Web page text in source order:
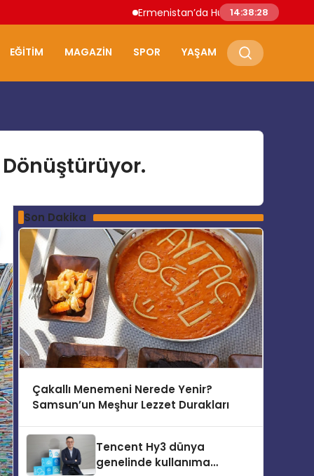
Ermenistan’da Hükümet İstifa Etti Nikol Paşinyan
14:38:30
EĞITIM MAGAZIN SPOR YAŞAM
Son Dakika
Çakallı Menemeni Nerede Yenir?
Samsun’un Meşhur Lezzet Durakları
Tencent Hy3 dünya
genelinde kullanıma